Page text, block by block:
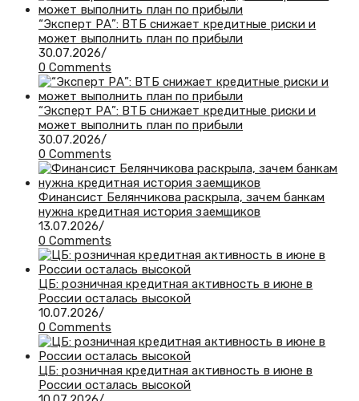
“Эксперт РА”: ВТБ снижает кредитные риски и
может выполнить план по прибыли
30.07.2026/
0 Comments
“Эксперт РА”: ВТБ снижает кредитные риски и
может выполнить план по прибыли
30.07.2026/
0 Comments
Финансист Белянчикова раскрыла, зачем банкам
нужна кредитная история заемщиков
13.07.2026/
0 Comments
ЦБ: розничная кредитная активность в июне в
России осталась высокой
10.07.2026/
0 Comments
ЦБ: розничная кредитная активность в июне в
России осталась высокой